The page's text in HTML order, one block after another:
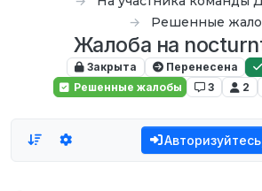
Решенные
Жалоба на
Закрыта Перенесена
Решенные жалобы
3 2